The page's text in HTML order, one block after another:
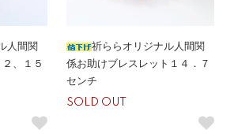
人間関
、１５
祈ららオリジナル人間関
係お助けブレスレット１４．７
センチ
SOLD OUT